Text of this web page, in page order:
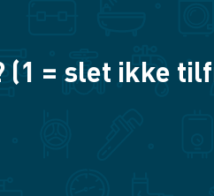
= slet ikke